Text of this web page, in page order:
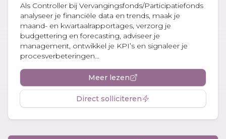
Als Controller bij Vervangingsfonds/Participatiefonds
analyseer je financiële data en trends, maak je
maand- en kwartaalrapportages, verzorg je
budgettering en forecasting, adviseer je
management, ontwikkel je KPI’s en signaleer je
procesverbeteringen...
Meer lezen
Direct solliciteren